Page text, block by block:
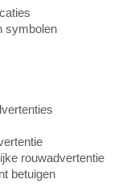
symbolen
rouwadvertentie
betuigen